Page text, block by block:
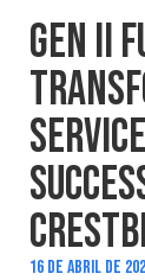
GEN II
16 DE ABRIL DE